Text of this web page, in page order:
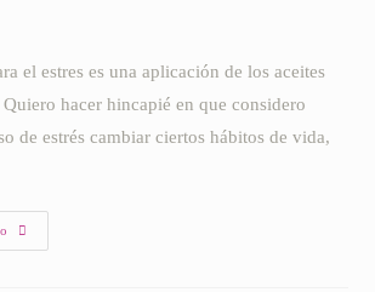
el estres es una aplicación de los aceites
Quiero hacer hincapié en que considero
de estrés cambiar ciertos hábitos de vida,
Aromaterapia
Para